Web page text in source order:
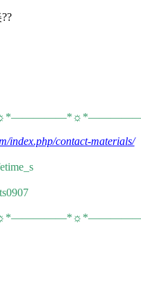
index.php/contact-materials/